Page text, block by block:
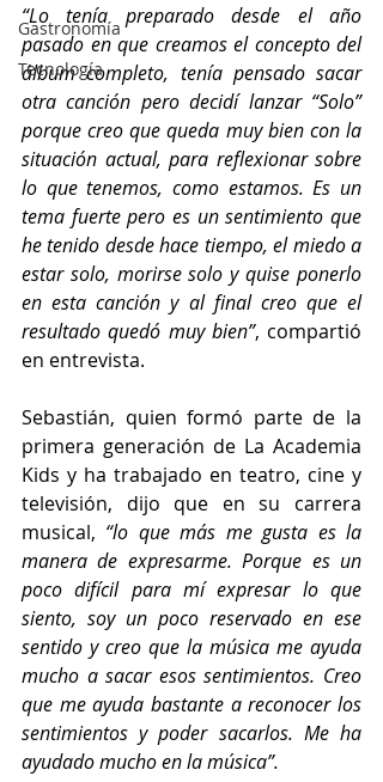
Gastronomía
Tecnología
“Lo tenía preparado desde el año
pasado en que creamos el concepto del
álbum completo, tenía pensado sacar
otra canción pero decidí lanzar “Solo”
porque creo que queda muy bien con la
situación actual, para reflexionar sobre
lo que tenemos, como estamos. Es un
tema fuerte pero es un sentimiento que
he tenido desde hace tiempo, el miedo a
estar solo, morirse solo y quise ponerlo
en esta canción y al final creo que el
resultado quedó muy bien”, compartió
en entrevista.
Sebastián, quien formó parte de la
primera generación de La Academia
Kids y ha trabajado en teatro, cine y
televisión, dijo que en su carrera
musical, “lo que más me gusta es la
manera de expresarme. Porque es un
poco difícil para mí expresar lo que
siento, soy un poco reservado en ese
sentido y creo que la música me ayuda
mucho a sacar esos sentimientos. Creo
que me ayuda bastante a reconocer los
sentimientos y poder sacarlos. Me ha
ayudado mucho en la música”.